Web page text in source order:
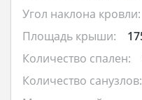
Угол наклона кровли:
Площадь крыши:
Количество спален:
Количество санузлов: